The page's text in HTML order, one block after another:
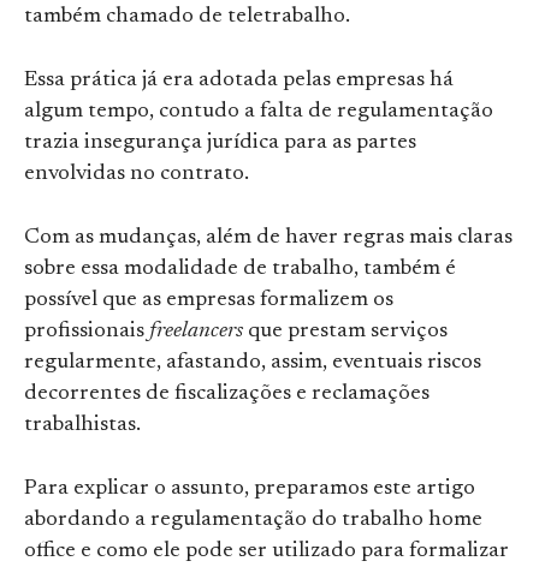
também chamado de teletrabalho.
Essa prática já era adotada pelas empresas há
algum tempo, contudo a falta de regulamentação
trazia insegurança jurídica para as partes
envolvidas no contrato.
Com as mudanças, além de haver regras mais claras
sobre essa modalidade de trabalho, também é
possível que as empresas formalizem os
profissionais freelancers que prestam serviços
regularmente, afastando, assim, eventuais riscos
decorrentes de fiscalizações e reclamações
trabalhistas.
Para explicar o assunto, preparamos este artigo
abordando a regulamentação do trabalho home
office e como ele pode ser utilizado para formalizar